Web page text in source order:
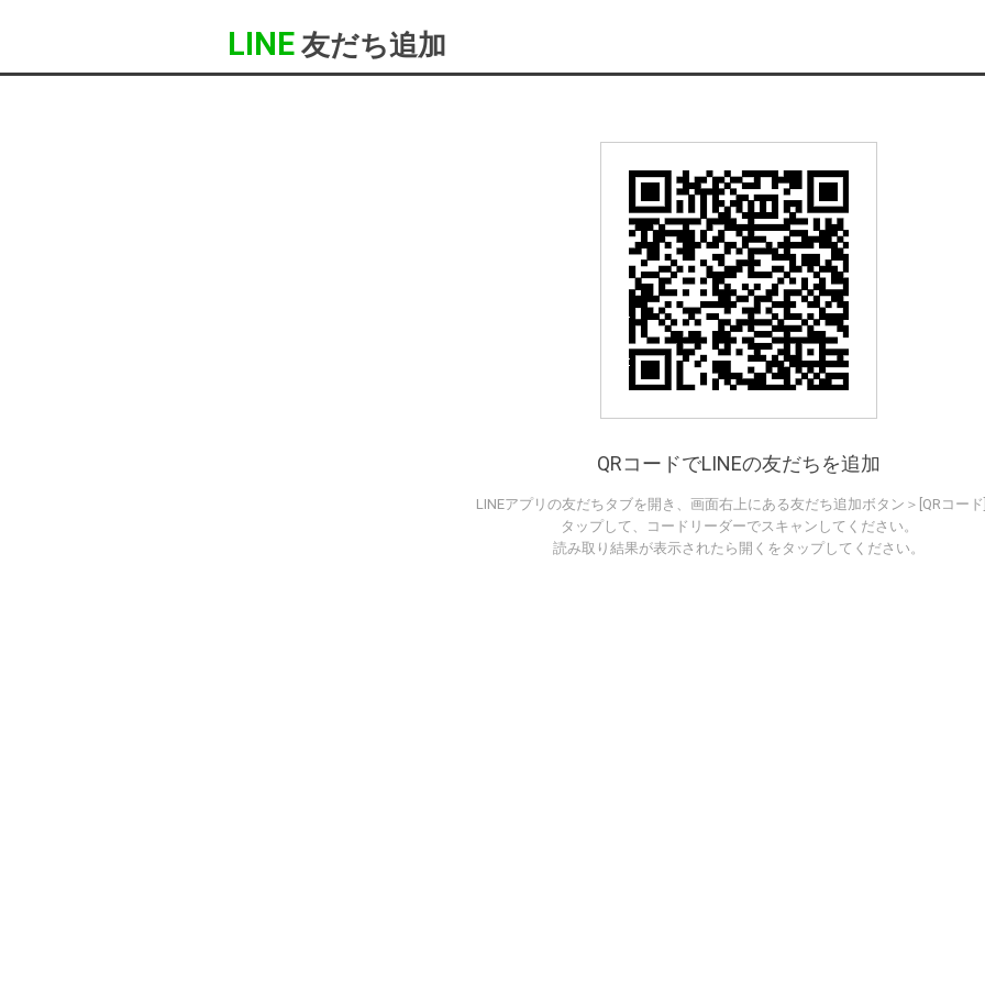
LINE 友だち追加
QRコードでLINEの友だちを追加
LINEアプリの友だちタブを開き、画面右上にある友だち追加ボタン＞[QRコー
タップして、コードリーダーでスキャンしてください。
読み取り結果が表示されたら開くをタップしてください。